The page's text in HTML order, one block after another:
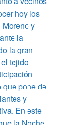
hoy los
Moreno y
la
la gran
tejido
que pone de
y
En este
la Noche